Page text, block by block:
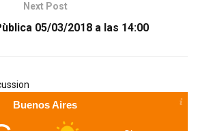
Next Post
05/03/2018 a las 14:00
Buenos Aires